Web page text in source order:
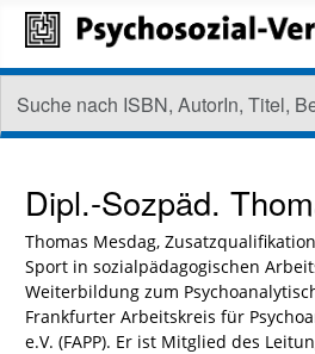
Dipl.-Sozpäd.
Thomas Mesdag,
Sport in sozialpädagogischen
Weiterbildung zum
Frankfurter Arbeitskreis für
e.V. (FAPP). Er ist Mitglied des